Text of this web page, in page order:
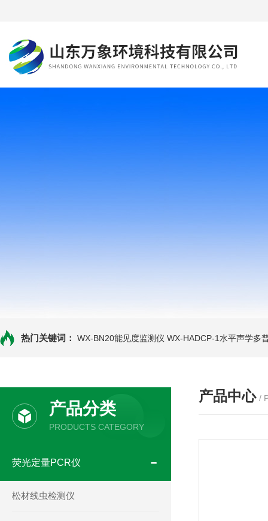
热门关键词： WX-BN20能见度监测仪 WX-HADCP-1水平声学多
产品分类
PRODUCTS CATEGORY
荧光定量PCR仪
松材线虫检测仪
产品中心 /